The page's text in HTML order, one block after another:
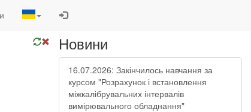
Новини
16.07.2026: Закінчилось навчання за
курсом "Розрахунок і встановлення
міжкалібрувальних інтервалів
вимірювального обладнання"